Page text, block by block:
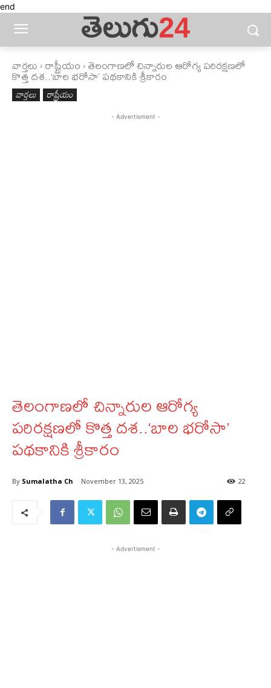
end
వార్తలు రాష్ట్రీయం తెలంగాణలో చిన్నారుల ఆరోగ్య పరిరక్షణలో
కొత్త దశ..‘బాల భరోసా’ పథకానికి శ్రీకారం
వార్తలు రాష్ట్రీయం
- Advertisment -
తెలంగాణలో చిన్నారుల ఆరోగ్య
పరిరక్షణలో కొత్త దశ..‘బాల భరోసా’
పథకానికి శ్రీకారం
By Sumalatha Ch November 13, 2025 22
- Advertisment -